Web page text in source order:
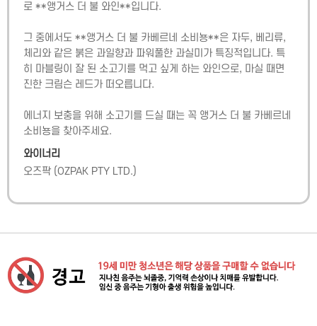
로 **앵거스 더 불 와인**입니다.
그 중에서도 **앵거스 더 불 카베르네 소비뇽**은 자두, 베리류,
체리와 같은 붉은 과일향과 파워풀한 과실미가 특징적입니다. 특
히 마블링이 잘 된 소고기를 먹고 싶게 하는 와인으로, 마실 때면
진한 크림슨 레드가 떠오릅니다.
에너지 보충을 위해 소고기를 드실 때는 꼭 앵거스 더 불 카베르네
소비뇽을 찾아주세요.
와이너리
오즈팍 (OZPAK PTY LTD.)